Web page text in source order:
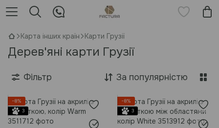
Карта інших країн Карти Грузії
Дерев'яні карти Грузії
Фільтр За популярністю
−8%
3
−8%
3